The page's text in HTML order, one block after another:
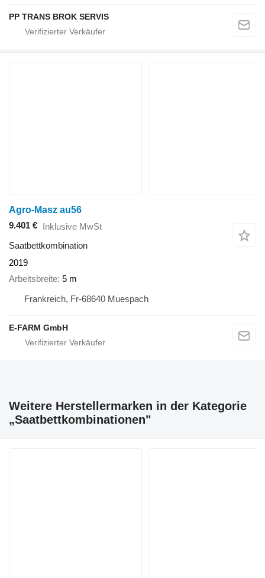
PP TRANS BROK SERVIS
Agro-Masz au56
9.401 € Inklusive MwSt
Saatbettkombination
2019
Arbeitsbreite 5 m
Frankreich, Fr-68640 Muespach
E-FARM GmbH
Weitere Herstellermarken in der Kategorie
„Saatbettkombinationen"